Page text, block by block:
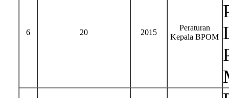
6 20 2015
Peraturan
Kepala BPOM